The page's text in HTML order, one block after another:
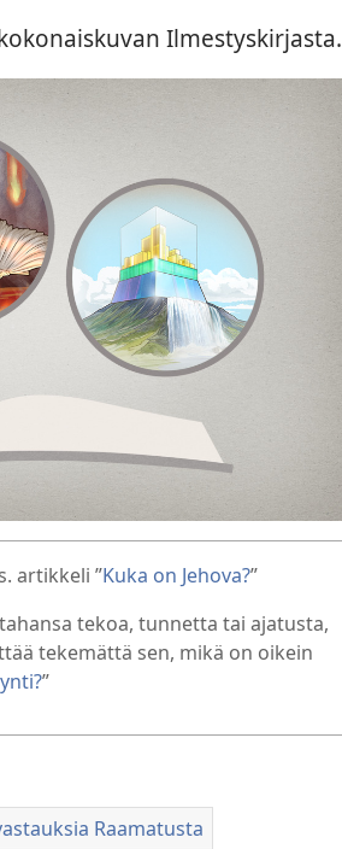
Ilmestyskirjasta.
artikkeli ”Kuka on Jehova?”
tekoa, tunnetta tai ajatusta,
tekemättä sen, mikä on oikein
”
Raamatusta